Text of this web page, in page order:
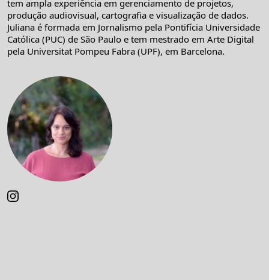
tem ampla experiência em gerenciamento de projetos,
produção audiovisual, cartografia e visualização de dados.
Juliana é formada em Jornalismo pela Pontifícia Universidade
Católica (PUC) de São Paulo e tem mestrado em Arte Digital
pela Universitat Pompeu Fabra (UPF), em Barcelona.